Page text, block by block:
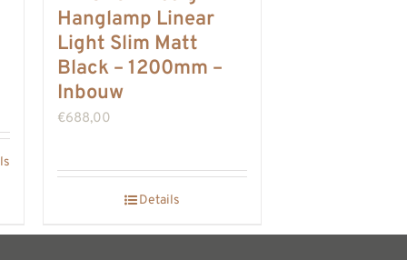
Hanglamp Linear
Light Slim Matt
Black – 1200mm –
Inbouw
€688,00
Details